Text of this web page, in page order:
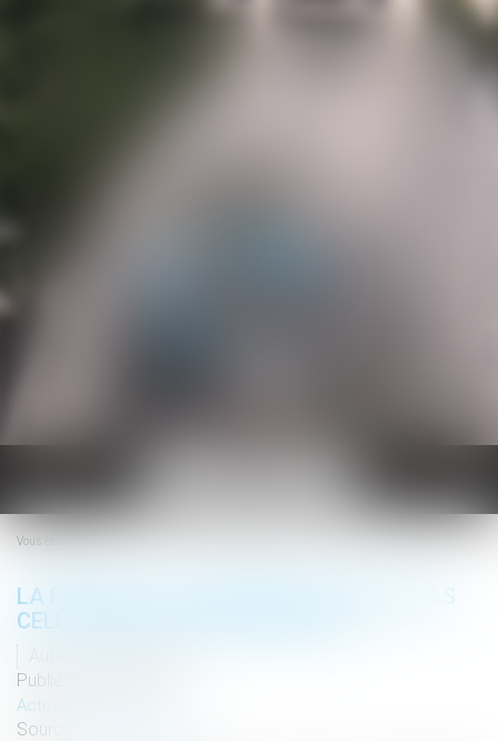
Vous êtes ici :
LA PREUVE DU CONCUBINAGE N’EXIGE PAS
CELLE DE RELATIONS SEXUELLES
Publié le :
Actualités altajuris
Source :